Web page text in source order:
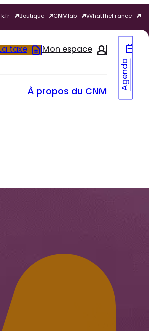
Boutique CNMlab WhatTheFrance
La taxe Mon espace
À propos du CNM
Agenda